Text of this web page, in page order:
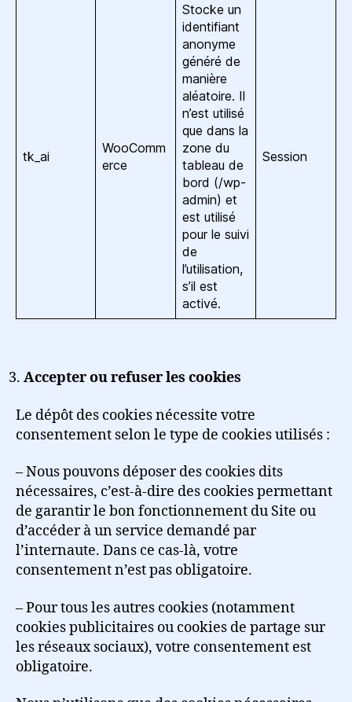
tk_ai
WooComm
erce
Stocke un
identifiant
anonyme
généré de
manière
aléatoire. Il
n’est utilisé
que dans la
zone du
tableau de
bord (/wp-
admin) et
est utilisé
pour le suivi
de
l’utilisation,
s’il est
activé.
Session
Accepter ou refuser les cookies
Le dépôt des cookies nécessite votre
consentement selon le type de cookies utilisés :
– Nous pouvons déposer des cookies dits
nécessaires, c’est-à-dire des cookies permettant
de garantir le bon fonctionnement du Site ou
d’accéder à un service demandé par
l’internaute. Dans ce cas-là, votre
consentement n’est pas obligatoire.
– Pour tous les autres cookies (notamment
cookies publicitaires ou cookies de partage sur
les réseaux sociaux), votre consentement est
obligatoire.